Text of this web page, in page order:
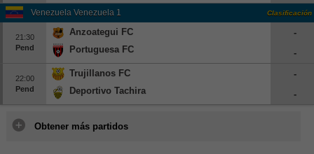
Venezuela Venezuela 1 Clasificación
21:30
Pend
Anzoategui FC
Portuguesa FC
-
-
22:00
Pend
Trujillanos FC
Deportivo Tachira
-
-
Obtener más partidos